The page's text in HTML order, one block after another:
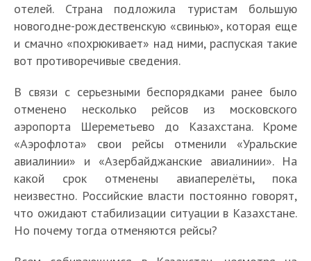
отелей. Страна подложила туристам большую
новогодне-рождественскую «свинью», которая еще
и смачно «похрюкивает» над ними, распуская такие
вот противоречивые сведения.
В связи с серьезными беспорядками ранее было
отменено несколько рейсов из московского
аэропорта Шереметьево до Казахстана. Кроме
«Аэрофлота» свои рейсы отменили «Уральские
авиалинии» и «Азербайджанские авиалинии». На
какой срок отменены авиаперелёты, пока
неизвестно. Российские власти постоянно говорят,
что ожидают стабилизации ситуации в Казахстане.
Но почему тогда отменяются рейсы?